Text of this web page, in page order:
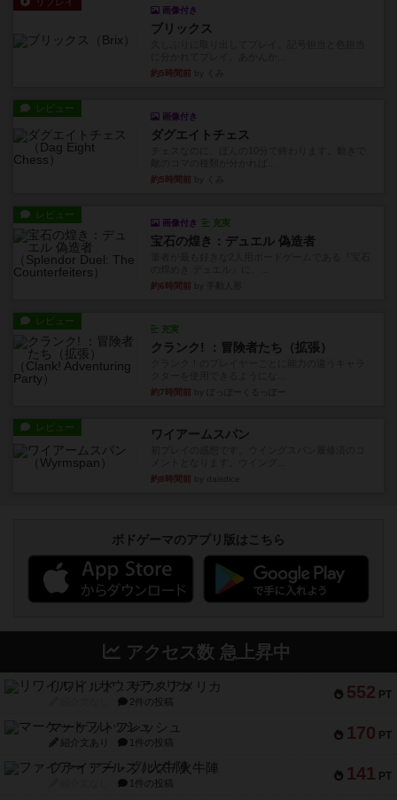
画像付き
ブリックス
約5時間前
レビュー
画像付き
ダグエイトチェス
約5時間前
レビュー
画像付き 充実
宝石の煌き：デュエル 偽造者
約6時間前
レビュー
充実
クランク! ：冒険者たち（拡張）
約7時間前
レビュー ワイアームスパン
約8時間前
ボドゲーマのアプリ版はこちら
アクセス数 急上昇中
552 PT
リワイルド：サウスアメリカ
2件の投稿
170 PT
マーケットフレッシュ
紹介文あり 1件の投稿
141 PT
ファイアー・ブルズ / 火牛陣
1件の投稿